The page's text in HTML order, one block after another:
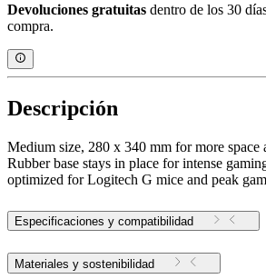
Devoluciones gratuitas dentro de los 30
compra.
Descripción
Medium size, 280 x 340 mm for more space
Rubber base stays in place for intense
optimized for Logitech G mice and peak
Especificaciones y compatibilidad
Materiales y sostenibilidad